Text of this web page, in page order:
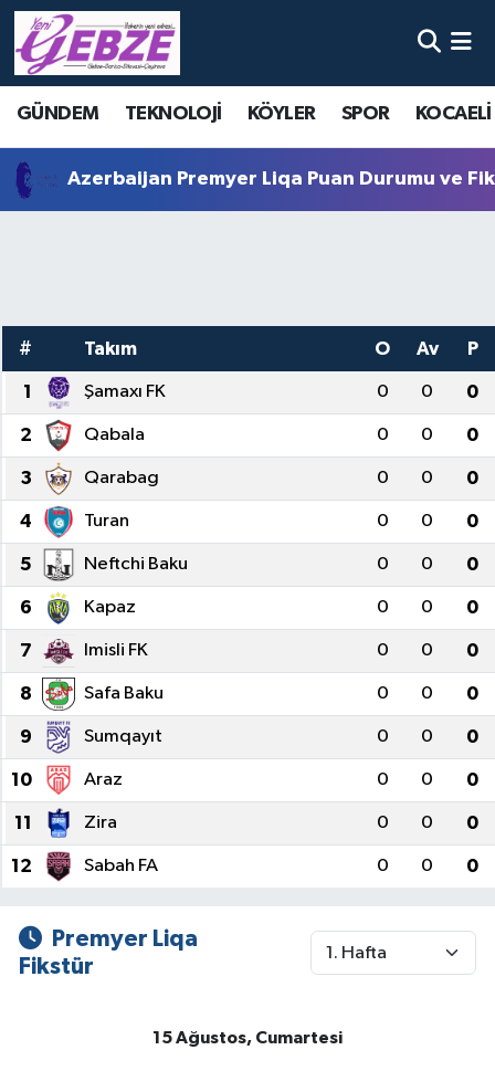
GÜNDEM TEKNOLOJİ KÖYLER SPOR
Azerbaijan Premyer Liqa Puan Durumu ve
# Takım O Av P
1 Şamaxı FK 0 0 0
2 Qabala 0 0 0
3 Qarabag 0 0 0
4 Turan 0 0 0
5 Neftchi Baku 0 0 0
6 Kapaz 0 0 0
7 Imisli FK 0 0 0
8 Safa Baku 0 0 0
9 Sumqayıt 0 0 0
10 Araz 0 0 0
11 Zira 0 0 0
12 Sabah FA 0 0 0
Premyer Liqa
Fikstür
15 Ağustos, Cumartesi
Nöbetçi Eczaneler
Son Dakika Haberleri
Haber Arşivi